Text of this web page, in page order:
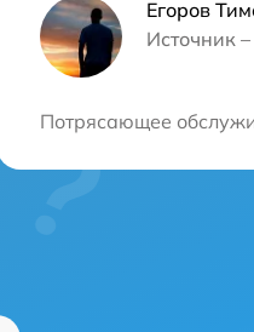
приятно удивили
Егоров
Источник –
Потрясающее